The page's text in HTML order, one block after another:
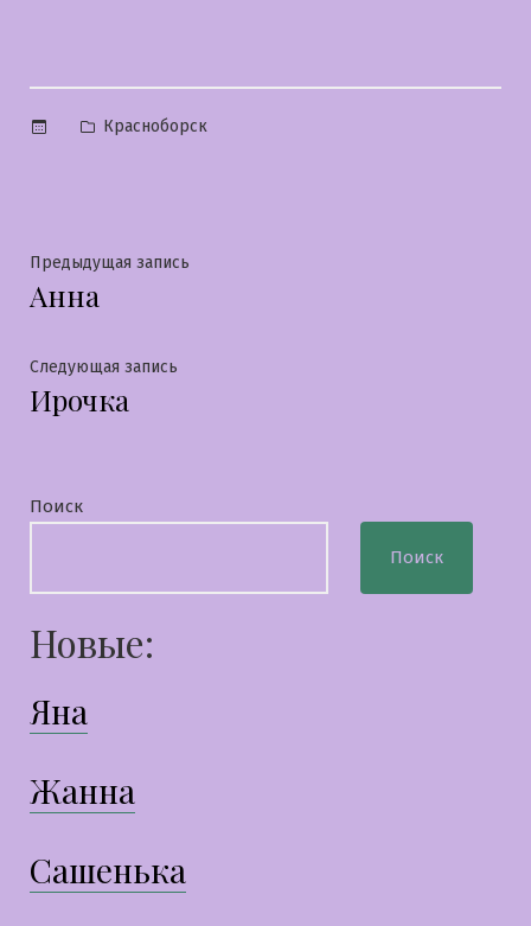
Опубликовано
Красноборск
Навигация
по
записям
Предыдущая запись
Анна
Следующая запись
Ирочка
Поиск
Поиск
Новые:
Яна
Жанна
Сашенька